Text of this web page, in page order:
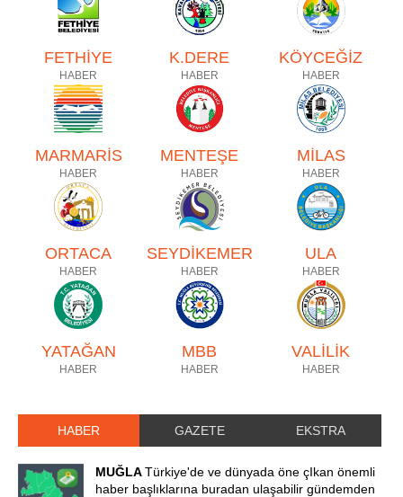
FETHİYE
HABER
K.DERE
HABER
KÖYCEĞİZ
HABER
MARMARİS
HABER
MENTEŞE
HABER
MİLAS
HABER
ORTACA
HABER
SEYDİKEMER
HABER
ULA
HABER
YATAĞAN
HABER
MBB
HABER
VALİLİK
HABER
HABER GAZETE EKSTRA
MUĞLATürkiye'de ve dünyada öne çIkan önemli
haber başlıklarına buradan ulaşabilir gündemden